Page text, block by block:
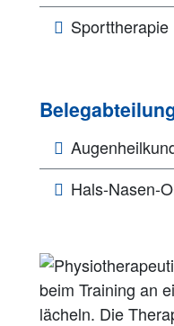
Sporttherapie
Hals-Nasen-